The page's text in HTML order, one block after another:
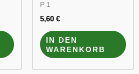
P 1
5,60 €
IN DEN
WARENKORB